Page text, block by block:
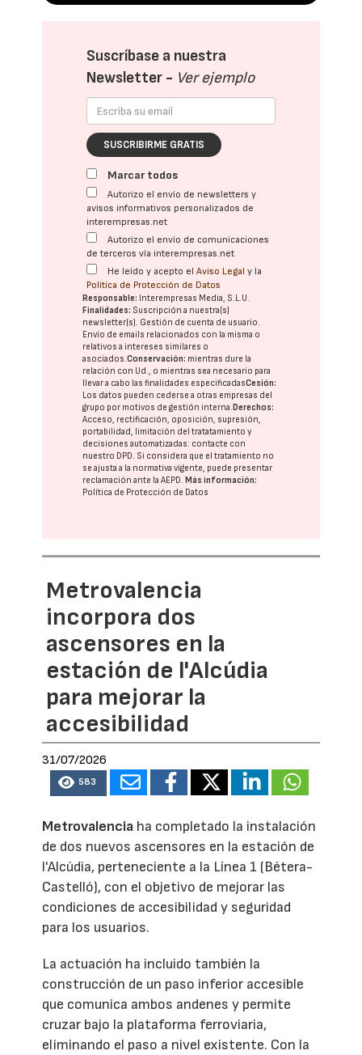
Suscríbase a nuestra
Newsletter - Ver ejemplo
SUSCRIBIRME GRATIS
Marcar todos
Autorizo el envío de newsletters y
avisos informativos personalizados de
interempresas.net
Autorizo el envío de comunicaciones
de terceros vía interempresas.net
He leído y acepto elAviso Legal y la
Política de Protección de Datos
Responsable: Interempresas Media, S.L.U.
Finalidades: Suscripción a nuestra(s)
newsletter(s). Gestión de cuenta de usuario.
Envío de emails relacionados con la misma o
relativos a intereses similares o
asociados.Conservación: mientras dure la
relación con Ud., o mientras sea necesario para
llevar a cabo las finalidades especificadasCesión:
Los datos pueden cederse a otras empresas del
grupo por motivos de gestión interna.Derechos:
Acceso, rectificación, oposición, supresión,
portabilidad, limitación del tratatamiento y
decisiones automatizadas: contacte con
nuestro DPD. Si considera que el tratamiento no
se ajusta a la normativa vigente, puede presentar
reclamación ante laAEPD.Más información:
Política de Protección de Datos
Metrovalencia
incorpora dos
ascensores en la
estación de l'Alcúdia
para mejorar la
accesibilidad
31/07/2026
583
Metrovalencia ha completado la instalación
de dos nuevos ascensores en la estación de
l'Alcúdia, perteneciente a la Línea 1 (Bétera-
Castelló), con el objetivo de mejorar las
condiciones de accesibilidad y seguridad
para los usuarios.
La actuación ha incluido también la
construcción de un paso inferior accesible
que comunica ambos andenes y permite
cruzar bajo la plataforma ferroviaria,
eliminando el paso a nivel existente. Con la